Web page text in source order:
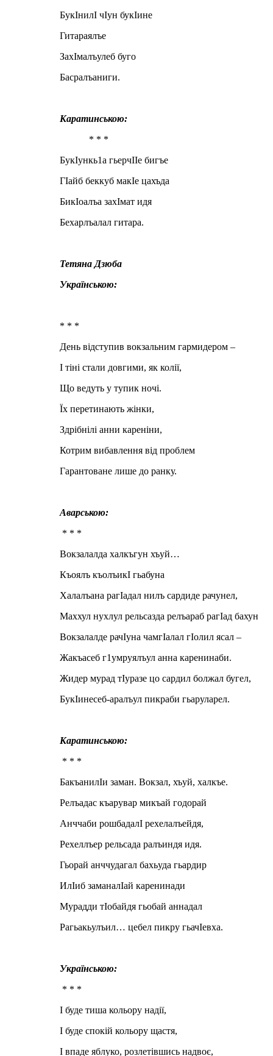
БукIнилI чIун букIине
Гитараялъе
ЗахIмалъулеб буго
Басралъаниги.
Каратинською:
* * *
БукIункь1а гьерчIIе бигъе
ГIайб беккуб макIе цахъда
БикIоалъа захIмат идя
Бехарлъалал гитара.
Тетяна Дзюба
Українською:
* * *
День відступив вокзальним гармидером –
І тіні стали довгими, як колії,
Що ведуть у тупик ночі.
Їх перетинають жінки,
Здрібнілі анни кареніни,
Котрим вибавлення від проблем
Гарантоване лише до ранку.
Аварською:
* * *
Вокзалалда халкъгун хъуй…
Къоялъ къолъикI гьабуна
Халалъана рагIадал нилъ сардиде рачунел,
Маххул нухлул рельсазда релъараб рагIад бахун
Вокзалалде рачIуна чамгIалал гIолил ясал –
Жакъасеб г1умруялъул анна каренинаби.
Жидер мурад тIуразе цо сардил болжал бугел,
БукIинесеб-аралъул пикраби гьаруларел.
Каратинською:
* * *
БакъанилIи заман. Вокзал, хъуй, халкъе.
Релъадас къарувар микъай годорай
Анччаби рошбадалI рехелалъейдя,
Рехеллъер рельсада ралъиндя идя.
Гьорай анччудагал бахьуда гьардир
ИлIиб заманалIай каренинади
Мурадди тIобайдя гьобай аннадал
Рагьакьулъил… цебел пикру гьачIевха.
Українською:
* * *
І буде тиша кольору надії,
І буде спокій кольору щастя,
І впаде яблуко, розлетівшись надвоє,